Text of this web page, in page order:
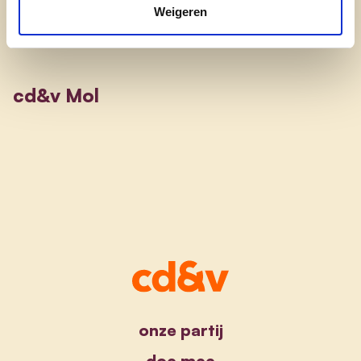
Weigeren
cd&v Mol
onze partij